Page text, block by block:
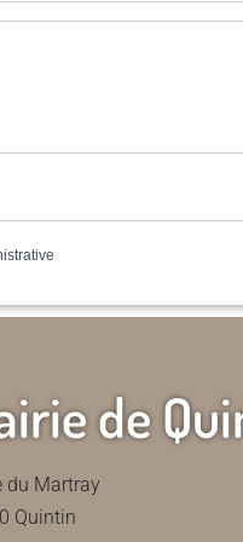
de
du Martray
Quintin